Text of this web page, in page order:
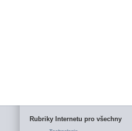
Rubriky Internetu pro všechny